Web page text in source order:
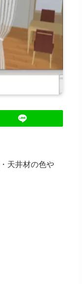
天井材の色や